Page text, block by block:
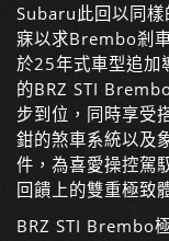
Subaru此回以同樣
寐以求Brembo剎
於25年式車型追加
的BRZ STI
步到位，同時享受
鉗的煞車系統以及
件，為喜愛操控駕
回饋上的雙重極致
BRZ STI Brembo